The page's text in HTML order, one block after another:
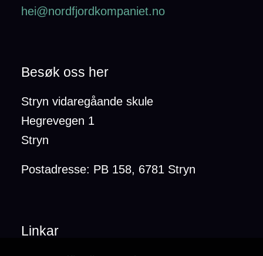
hei@nordfjordkompaniet.no
Besøk oss her
Stryn vidaregåande skule
Hegrevegen 1
Stryn
Postadresse: PB 158, 6781 Stryn
Linkar